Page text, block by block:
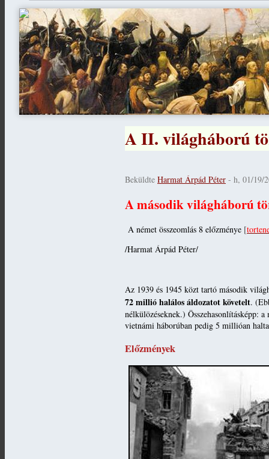
A II. világháború
Beküldte Harmat Árpád Péter - h, 01/19/
A második világháború
A német összeomlás 8 előzménye [
/Harmat Árpád Péter/
Az 1939 és 1945 közt tartó második
72 millió halálos áldozatot követelt.
nélkülözéseknek.) Összehasonlításképp:
vietnámi háborúban pedig 5 millióan
Előzmények